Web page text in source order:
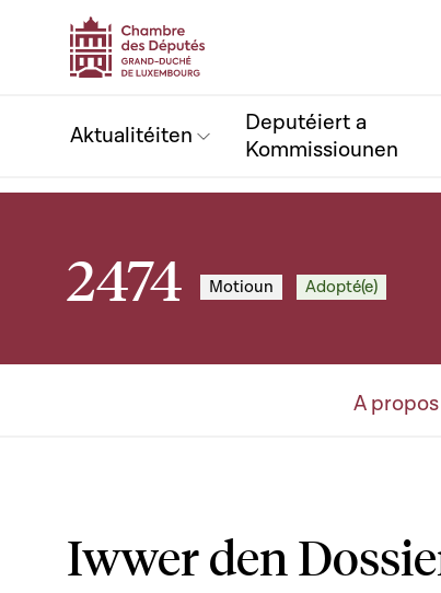
Aktualitéiten
Deputéiert a
Kommissiounen
2474 Motioun Adopté(e)
A propos
Iwwer den